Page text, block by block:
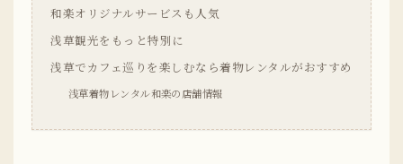
和楽オリジナルサービスも人気
浅草観光をもっと特別に
浅草でカフェ巡りを楽しむなら着物レンタルがおすすめ
浅草着物レンタル和楽の店舗情報